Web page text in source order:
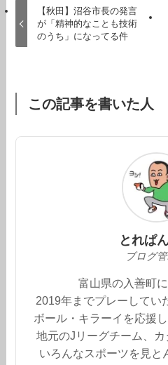
【秋田】沼谷市長の発言
が「精神的なことも技術
のうち」になってる件
この記事を書いた人
とれぱ
ブログ
富山県の入善町に
2019年までプレーしてい
ボール・キラーイを応援
地元のJリーグチーム、カ
いろんなスポーツを見と